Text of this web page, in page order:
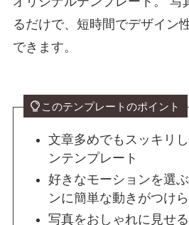
るだけで、短時間でデザイン
できます。
このテンプレートのポイント
文章多めでもスッキリ
ンテンプレート
好きなモーションを選
ンに簡単な動きがつけ
写真をおしゃれに見せ